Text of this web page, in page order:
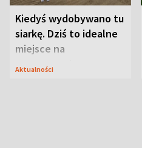
Kiedyś wydobywano tu
siarkę. Dziś to idealne
miejsce na
wypoczynek
Aktualności